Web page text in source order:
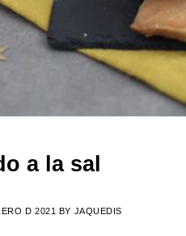
a la sal
D 2021 BY JAQUEDIS